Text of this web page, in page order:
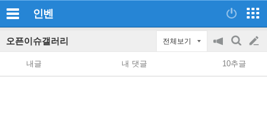
인벤
오픈이슈갤러리 전체보기
공
지
on/off
검
색
글
쓰
내글 내 댓글 10추글